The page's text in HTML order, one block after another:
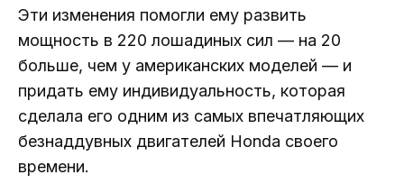
Эти изменения помогли ему развить
мощность в 220 лошадиных сил — на 20
больше, чем у американских моделей — и
придать ему индивидуальность, которая
сделала его одним из самых впечатляющих
безнаддувных двигателей Honda своего
времени.